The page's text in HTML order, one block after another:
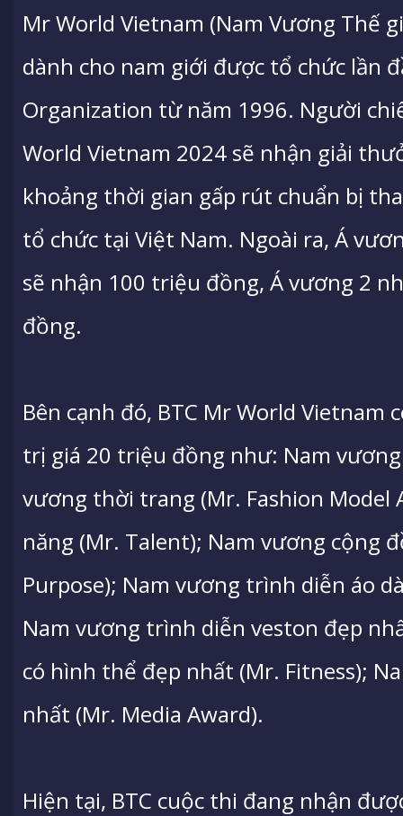
Mr World Vietnam (Nam Vương Thế
dành cho nam giới được tổ chức lần
Organization từ năm 1996. Người
World Vietnam 2024 sẽ nhận giải
khoảng thời gian gấp rút chuẩn bị
tổ chức tại Việt Nam. Ngoài ra, Á
sẽ nhận 100 triệu đồng, Á vương 2
đồng.
Bên cạnh đó, BTC Mr World
trị giá 20 triệu đồng như: Nam
vương thời trang (Mr. Fashion Model
năng (Mr. Talent); Nam vương cộng
Purpose); Nam vương trình diễn áo
Nam vương trình diễn veston đẹp
có hình thể đẹp nhất (Mr. Fitness);
nhất (Mr. Media Award).
Hiện tại, BTC cuộc thi đang nhận